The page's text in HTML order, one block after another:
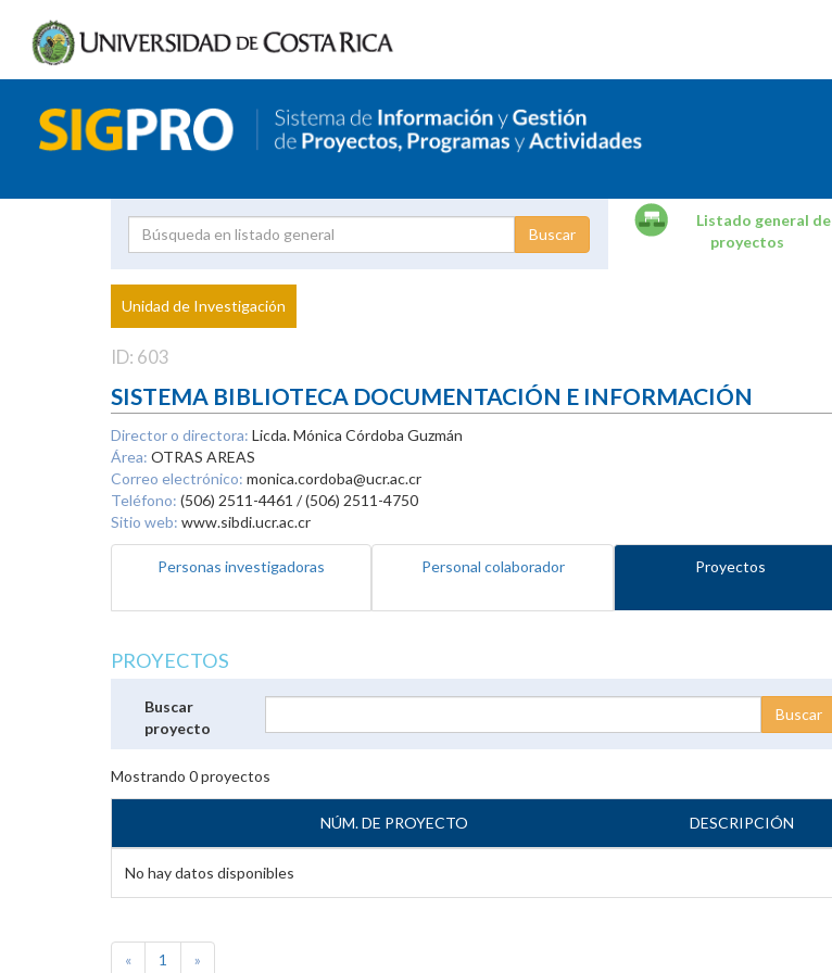
Proyecto
Investigador
Listado general de
proyectos
Unidad de Investigación
ID: 603
SISTEMA BIBLIOTECA DOCUMENTACIÓN E INFORMACIÓN
Director o directora: Licda. Mónica Córdoba Guzmán
Área: OTRAS AREAS
Correo electrónico: monica.cordoba@ucr.ac.cr
Teléfono: (506) 2511-4461 / (506) 2511-4750
Sitio web: www.sibdi.ucr.ac.cr
Personas investigadoras Personal colaborador Proyectos
PROYECTOS
Buscar
proyecto
Mostrando 0proyectos
NÚM. DE PROYECTO DESCRIPCIÓN
No hay datos disponibles
« 1 »